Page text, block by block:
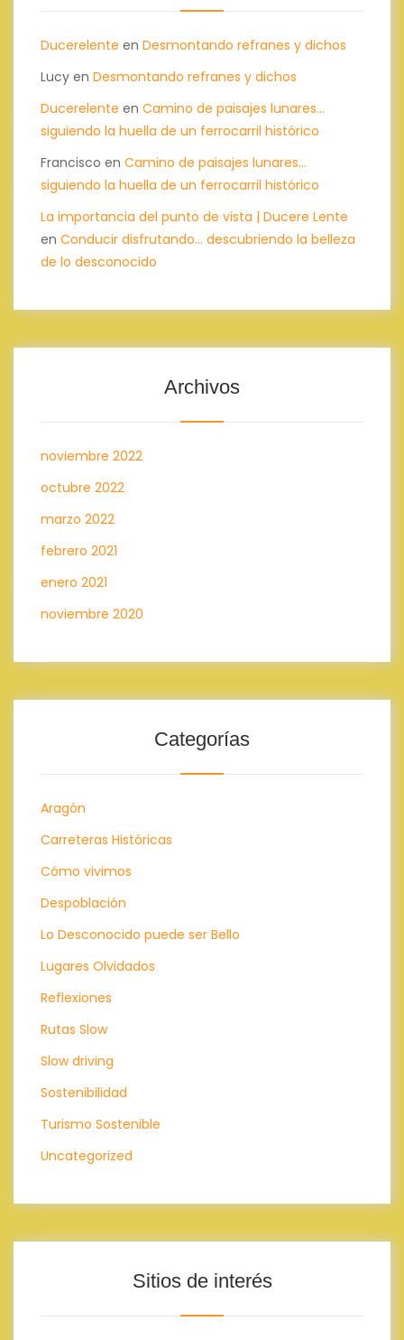
Ducerelente en Desmontando refranes y dichos
Lucy en Desmontando refranes y dichos
Ducerelente en Camino de paisajes lunares…
siguiendo la huella de un ferrocarril histórico
Francisco en Camino de paisajes lunares…
siguiendo la huella de un ferrocarril histórico
La importancia del punto de vista | Ducere Lente
en Conducir disfrutando… descubriendo la belleza
de lo desconocido
Archivos
noviembre 2022
octubre 2022
marzo 2022
febrero 2021
enero 2021
noviembre 2020
Categorías
Aragón
Carreteras Históricas
Cómo vivimos
Despoblación
Lo Desconocido puede ser Bello
Lugares Olvidados
Reflexiones
Rutas Slow
Slow driving
Sostenibilidad
Turismo Sostenible
Uncategorized
Sitios de interés